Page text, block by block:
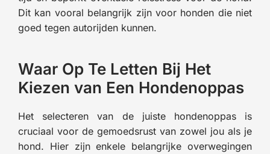
Dit kan vooral belangrijk zijn voor honden die niet
goed tegen autorijden kunnen.
Waar Op Te Letten Bij Het
Kiezen van Een Hondenoppas
Het selecteren van de juiste hondenoppas is
cruciaal voor de gemoedsrust van zowel jou als je
hond. Hier zijn enkele belangrijke overwegingen